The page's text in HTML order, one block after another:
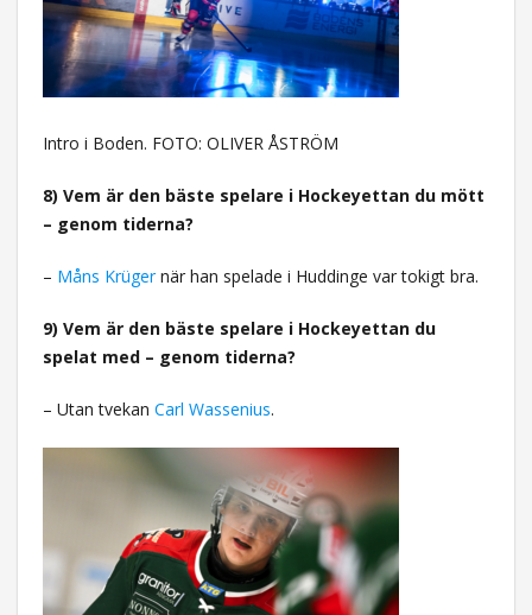
Intro i Boden. FOTO: OLIVER ÅSTRÖM
8) Vem är den bäste spelare i Hockeyettan du mött
– genom tiderna?
– Måns Krügernär han spelade i Huddinge var tokigt bra.
9) Vem är den bäste spelare i Hockeyettan du
spelat med – genom tiderna?
– Utan tvekan Carl Wassenius.